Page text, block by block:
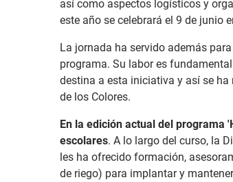
así como aspectos logísticos y
este año se celebrará el 9 de junio
La jornada ha servido además
programa. Su labor es
destina a esta iniciativa y así se
de los Colores.
En la edición actual del programa
escolares. A lo largo del curso, la
les ha ofrecido formación,
de riego) para implantar y